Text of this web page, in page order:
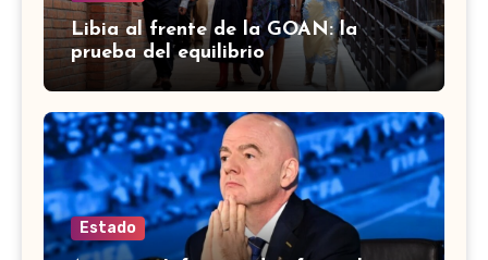
Libia al frente de la GOAN: la
prueba del equilibrio
Estado